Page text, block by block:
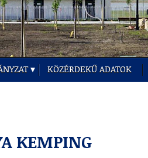
KÖZÉRDEKŰ ADATOK
KEMPING